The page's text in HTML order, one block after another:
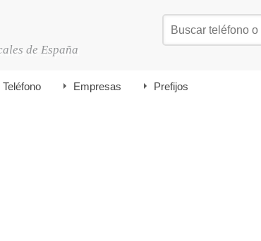
de España
Teléfono Empresas Prefijos